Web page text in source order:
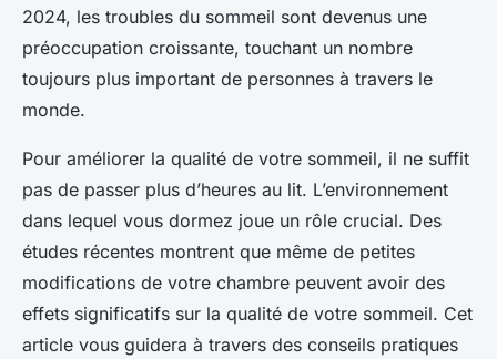
2024, les troubles du sommeil sont devenus une
préoccupation croissante, touchant un nombre
toujours plus important de personnes à travers le
monde.
Pour améliorer la qualité de votre sommeil, il ne suffit
pas de passer plus d’heures au lit. L’environnement
dans lequel vous dormez joue un rôle crucial. Des
études récentes montrent que même de petites
modifications de votre chambre peuvent avoir des
effets significatifs sur la qualité de votre sommeil. Cet
article vous guidera à travers des conseils pratiques